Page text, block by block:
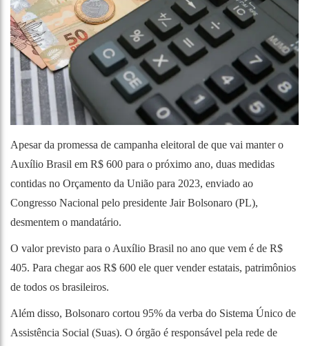
Apesar da promessa de campanha eleitoral de que vai manter o
Auxílio Brasil em R$ 600 para o próximo ano, duas medidas
contidas no Orçamento da União para 2023, enviado ao
Congresso Nacional pelo presidente Jair Bolsonaro (PL),
desmentem o mandatário.
O valor previsto para o Auxílio Brasil no ano que vem é de R$
405. Para chegar aos R$ 600 ele quer vender estatais, patrimônios
de todos os brasileiros.
Além disso, Bolsonaro cortou 95% da verba do Sistema Único de
Assistência Social (Suas). O órgão é responsável pela rede de